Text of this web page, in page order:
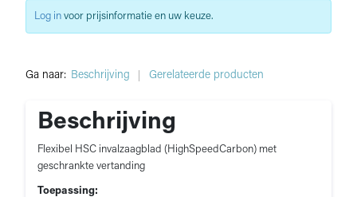
Ga naar: Beschrijving Gerelateerde producten
Beschrijving
Flexibel HSC invalzaagblad (HighSpeedCarbon) met
geschrankte vertanding
Toepassing:
Log in voor prijsinformatie en uw keuze.